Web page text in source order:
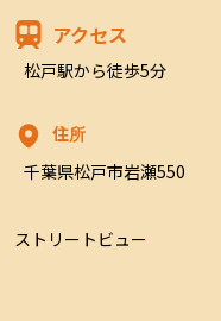
アクセス
松戸駅から徒歩5分
住所
千葉県松戸市岩瀬550
ストリートビュー